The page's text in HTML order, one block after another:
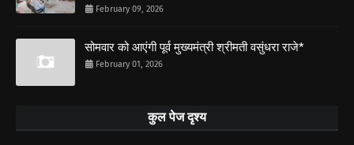
February 09, 2026
सोमवार को आएंगी पूर्व मुख्यमंत्री श्रीमती वसुंधरा राजे*
February 01, 2026
कुल पेज दृश्य